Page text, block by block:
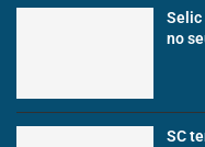
Selic
no
SC